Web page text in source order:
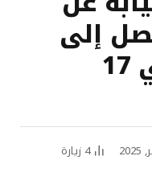
إلى
أدنى سعر له في 17
4 زيارة